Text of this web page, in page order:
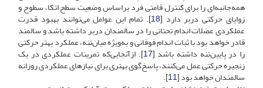
همه‌جانبه‌ای را برای کنترل قامتی فرد بر‌اساس وضعیت سطح اتکا، سطوح و
زوایای حرکتی در‌بر دارد [18]. تمام این عوامل می‌توانند بهبود قدرت
عملکردی عضلات اندام تحتانی را در سالمندان در‌بر داشته باشد و سالمند
قادر خواهد بود با ثبات اندام فوقانی و به‌ویژه میان‌تنه، عملکرد بهتر حرکتی
را در پایین‌تنه داشته باشد [17]. ازآنجایی‌که تمرینات عملکردی در یک
زنجیره حرکتی عمل می‌کنند، پاسخ‌گوی بهتری برای نیازهای عملکردی روزانه
سالمندان خواهد بود [11
].